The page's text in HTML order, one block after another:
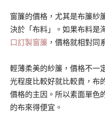
窗簾的價格，尤其是布簾紗
決於「布料」。如果布料是
口訂製窗簾 ，價格就相對同
輕薄柔美的紗簾，價格不一
光程度比較好就比較貴，布
價格的主因。所以素面單色
的布來得便宜。